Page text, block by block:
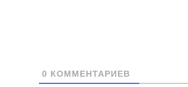
0 КОММЕНТАРИЕВ